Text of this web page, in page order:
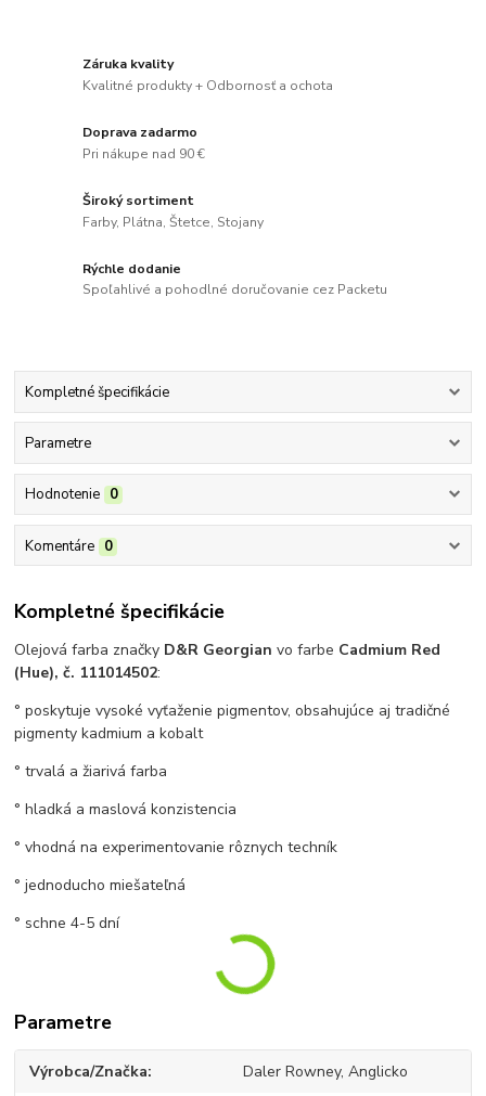
Záruka kvality
Kvalitné produkty + Odbornosť a ochota
Doprava zadarmo
Pri nákupe nad 90 €
Široký sortiment
Farby, Plátna, Štetce, Stojany
Rýchle dodanie
Spoľahlivé a pohodlné doručovanie cez Packetu
Kompletné špecifikácie
Parametre
Hodnotenie 0
Komentáre 0
Kompletné špecifikácie
Olejová farba značky D&R Georgian vo farbe Cadmium Red
(Hue), č. 111014502:
° poskytuje vysoké vyťaženie pigmentov, obsahujúce aj tradičné
pigmenty kadmium a kobalt
° trvalá a žiarivá farba
° hladká a maslová konzistencia
° vhodná na experimentovanie rôznych techník
° jednoducho miešateľná
° schne 4-5 dní
Parametre
Výrobca/Značka Daler Rowney, Anglicko